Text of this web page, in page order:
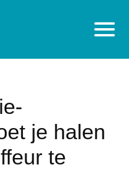
je halen
te